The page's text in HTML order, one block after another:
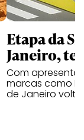
Etapa da
Janeiro,
Com
marcas como
de Janeiro